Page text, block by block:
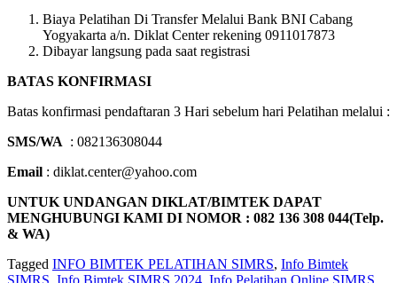
Biaya Pelatihan Di Transfer Melalui Bank BNI Cabang
Yogyakarta a/n. Diklat Center rekening 0911017873
Dibayar langsung pada saat registrasi
BATAS KONFIRMASI
Batas konfirmasi pendaftaran 3 Hari sebelum hari Pelatihan melalui :
SMS/WA : 082136308044
Email : diklat.center@yahoo.com
UNTUK UNDANGAN DIKLAT/BIMTEK DAPAT
MENGHUBUNGI KAMI DI NOMOR : 082 136 308 044(Telp.
& WA)
Tagged INFO BIMTEK PELATIHAN SIMRS, Info Bimtek
SIMRS Info Bimtek SIMRS 2024 Info Pelatihan Online SIMRS